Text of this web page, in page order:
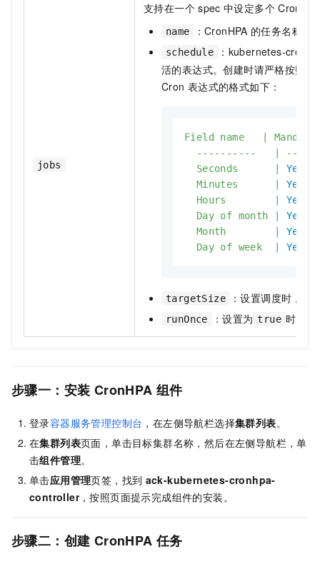
jobs
支持在一个 spec 中设定多个
name ：CronHPA 的任务名称。
schedule
：kubernetes-
活的表达式。创建时请严格按照
Cron 表达式的格式如下：
Field name
----------
Seconds
Yes
Minutes
Yes
Hours
Yes
Day of month
Yes
Month
Yes
Day of week Yes
targetSize ：设置调度时，扩
runOnce ：设置为 true 时，
步骤一：安装 CronHPA 组件
登录容器服务管理控制台 ，在左侧导航栏选择集群列表。
在集群列表页面，单击目标集群名称，然后在左侧导航栏，单
击组件管理。
单击应用管理页签，找到 ack-kubernetes-cronhpa-
controller，按照页面提示完成组件的安装。
步骤二：创建 CronHPA 任务